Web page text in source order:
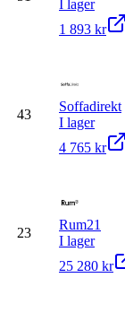
I lager
1 893 kr
43
Soffadirekt
I lager
4 765 kr
23
Rum21
I lager
25 280 kr